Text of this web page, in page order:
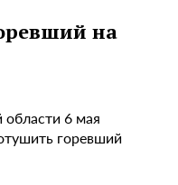
на
области 6 мая
горевший